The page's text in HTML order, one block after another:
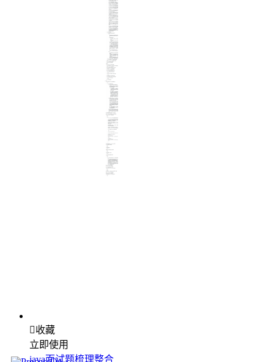
收藏
立即使用
java面试题梳理整合